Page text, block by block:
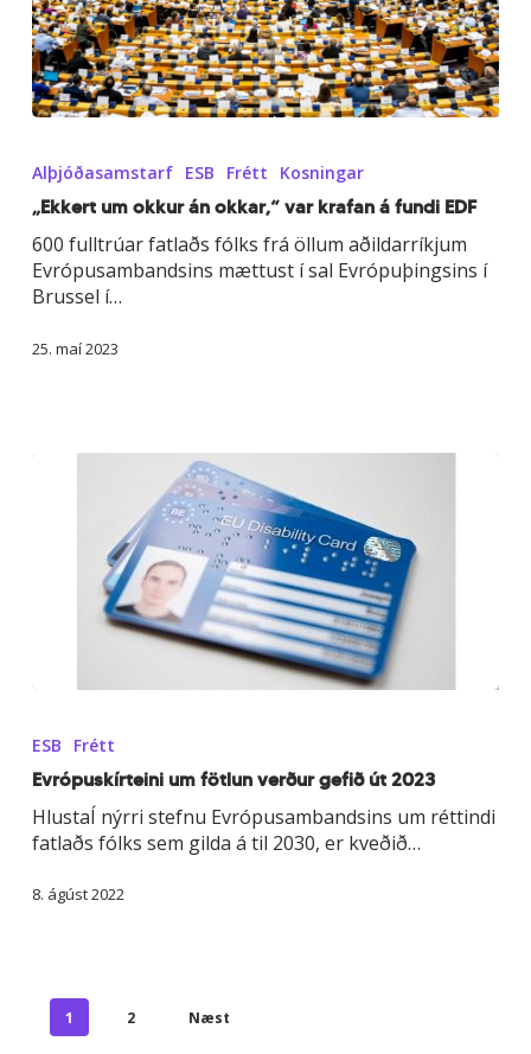
okkur
án
okkar,“
var
krafan
á
fundi
Alþjóðasamstarf ESB Frétt Kosningar
„Ekkert um okkur án okkar,“ var krafan á fundi EDF
600 fulltrúar fatlaðs fólks frá öllum aðildarríkjum
Evrópusambandsins mættust í sal Evrópuþingsins í
Brussel í…
25. maí 2023
fötlun
verður
gefið
út
2023
ESB Frétt
Evrópuskírteini um fötlun verður gefið út 2023
HlustaÍ nýrri stefnu Evrópusambandsins um réttindi
fatlaðs fólks sem gilda á til 2030, er kveðið…
8. ágúst 2022
1 2 Næst